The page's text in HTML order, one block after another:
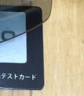
て